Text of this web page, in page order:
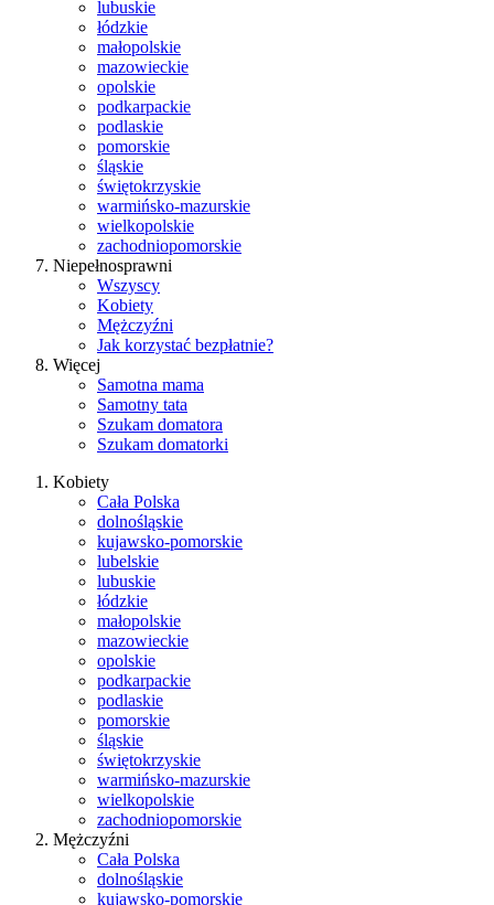
lubuskie
łódzkie
małopolskie
mazowieckie
opolskie
podkarpackie
podlaskie
pomorskie
śląskie
świętokrzyskie
warmińsko-mazurskie
wielkopolskie
zachodniopomorskie
Niepełnosprawni
Wszyscy
Kobiety
Mężczyźni
Jak korzystać bezpłatnie?
Więcej
Samotna mama
Samotny tata
Szukam domatora
Szukam domatorki
Kobiety
Cała Polska
dolnośląskie
kujawsko-pomorskie
lubelskie
lubuskie
łódzkie
małopolskie
mazowieckie
opolskie
podkarpackie
podlaskie
pomorskie
śląskie
świętokrzyskie
warmińsko-mazurskie
wielkopolskie
zachodniopomorskie
Mężczyźni
Cała Polska
dolnośląskie
kujawsko-pomorskie